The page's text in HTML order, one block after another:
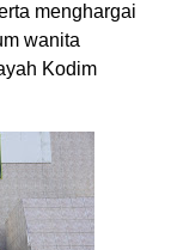
menghargai
wanita
Kodim